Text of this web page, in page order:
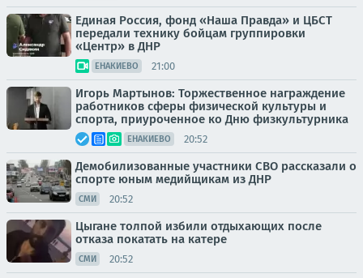
Единая Россия, фонд «Наша Правда» и ЦБСТ
передали технику бойцам группировки
«Центр» в ДНР
ЕНАКИЕВО 21:00
Игорь Мартынов: Торжественное награждение
работников сферы физической культуры и
спорта, приуроченное ко Дню физкультурника
ЕНАКИЕВО 20:52
Демобилизованные участники СВО рассказали о
спорте юным медийщикам из ДНР
СМИ 20:52
Цыгане толпой избили отдыхающих после
отказа покатать на катере
СМИ 20:52